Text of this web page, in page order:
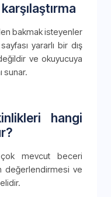
bakmak isteyenler
sayfası yararlı bir dış
ve okuyucuya
sunar.
hangi
çok mevcut beceri
değerlendirmesi ve